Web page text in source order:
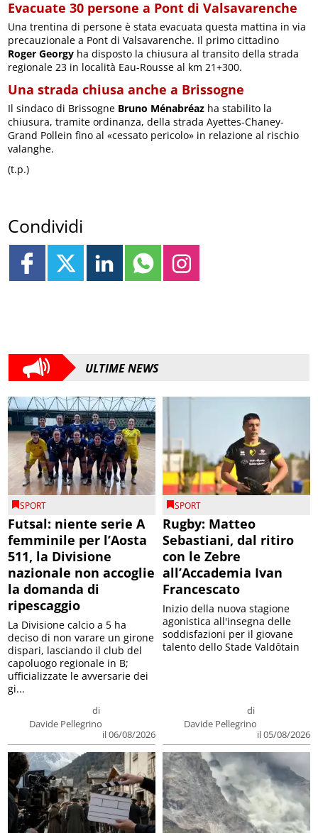
Evacuate 30 persone a Pont di Valsavarenche
Una trentina di persone è stata evacuata questa mattina in via
precauzionale a Pont di Valsavarenche. Il primo cittadino
Roger Georgy ha disposto la chiusura al transito della strada
regionale 23 in località Eau-Rousse al km 21+300.
Una strada chiusa anche a Brissogne
Il sindaco di Brissogne Bruno Ménabréaz ha stabilito la
chiusura, tramite ordinanza, della strada Ayettes-Chaney-
Grand Pollein fino al «cessato pericolo» in relazione al rischio
valanghe.
(t.p.)
Condividi
ULTIME NEWS
SPORT
Futsal: niente serie A
femminile per l’Aosta
511, la Divisione
nazionale non accoglie
la domanda di
ripescaggio
di
Davide Pellegrino
il 06/08/2026
La Divisione calcio a 5 ha
deciso di non varare un girone
dispari, lasciando il club del
capoluogo regionale in B;
ufficializzate le avversarie dei
gi...
SPORT
Rugby: Matteo
Sebastiani, dal ritiro
con le Zebre
all’Accademia Ivan
Francescato
di
Davide Pellegrino
il 05/08/2026
Inizio della nuova stagione
agonistica all'insegna delle
soddisfazioni per il giovane
talento dello Stade Valdôtain